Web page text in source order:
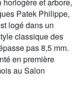
Patek Philippe,
logé dans un
classique des
pas 8,5 mm.
en première
au Salon